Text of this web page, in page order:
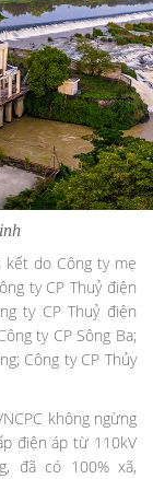
kết do Công ty mẹ
ty CP Thuỷ điện
ty CP Thuỷ điện
ty CP Sông Ba;
Công ty CP Thủy
không ngừng
điện áp từ 110kV
đã có 100% xã,